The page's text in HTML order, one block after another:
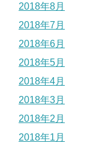
2018年8月
2018年7月
2018年6月
2018年5月
2018年4月
2018年3月
2018年2月
2018年1月